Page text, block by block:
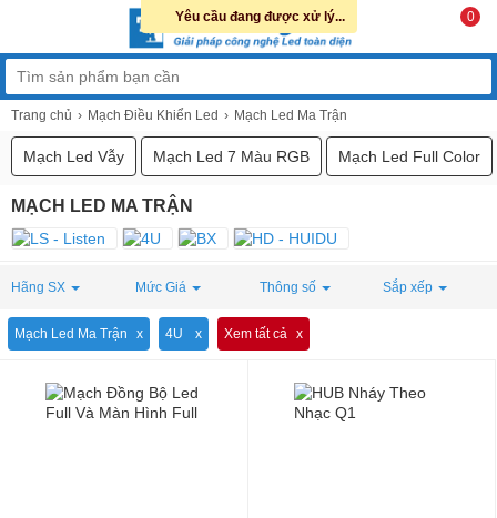
0
Trang chủ Mạch Điều Khiển Led Mạch Led Ma Trận
Mạch Led Vẫy Mạch Led 7 Màu RGB Mạch Led Full Color
MẠCH LED MA TRẬN
Hãng SX Mức Giá Thông số Sắp xếp
Mạch Led Ma Trận 4U Xem tất cả
Yêu cầu đang được xử lý...